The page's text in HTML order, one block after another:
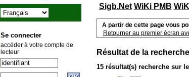
Sigb.Net WiKi PMB
A partir de cette page vous
Retourner au premier écran
Résultat de la recherche
15 résultat(s) recherche sur
Se connecter
accéder à votre compte de
lecteur